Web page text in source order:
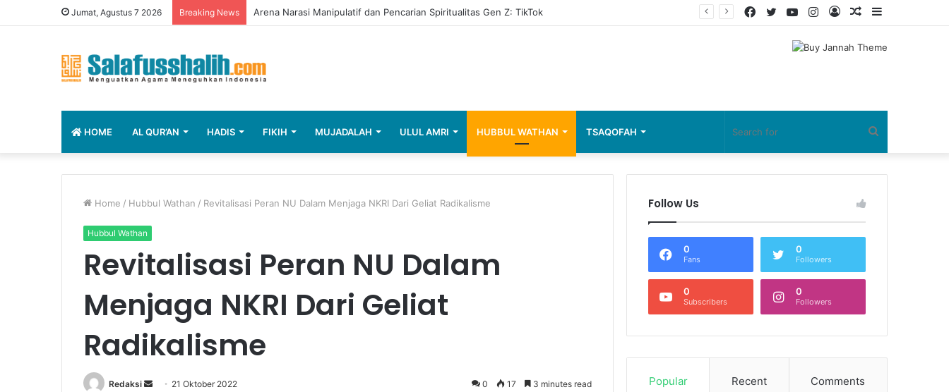
Jumat, Agustus 7 2026 Breaking News Arena Narasi Manipulatif dan Pencarian Spiritualitas Gen Z: TikTok
Random
Log
Instagram
YouTube
Twitter
Facebook
HOME AL QUR’AN HADIS FIKIH MUJADALAH ULUL AMRI HUBBUL WATHAN TSAQOFAH
for
Home / Hubbul Wathan / Revitalisasi Peran NU Dalam Menjaga NKRI Dari Geliat Radikalisme
Hubbul Wathan
Revitalisasi Peran NU Dalam
Menjaga NKRI Dari Geliat
Radikalisme
Redaksi 21 Oktober 2022 0 17 3 minutes read
Follow Us
0
Fans
0
Followers
0
Subscribers
0
Followers
Popular Recent Comments